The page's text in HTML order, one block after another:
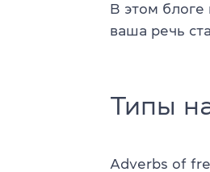
В этом блоге
ваша речь
Типы
Adverbs of